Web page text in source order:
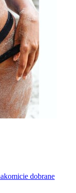
dobrane